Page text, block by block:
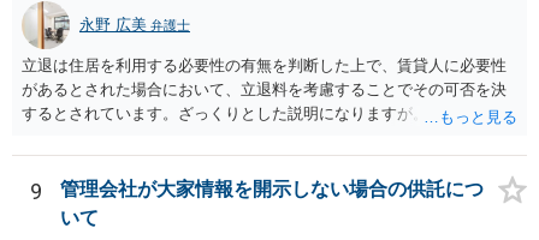
が相当か）が重要ですので、劣化状態を確認していないことをもっ
て、直ちに有利な事情にはならないと思われます。 3. 売主または仲介
業者から、給湯管や水回りに関して劣化・交換歴などの説明は一切あ
りませんでした。この点は「説明義務違反」としての損害賠償請求に
使える可能性はありますか？ 売主または仲介業者が給湯管の劣化等を
認識していたにもかかわらず、説明を一切しなかった場合、説明義務
違反として損害賠償請求が認められる可能性があります。 4. 本件の給
湯管は壁体内に埋設されており、購入時の目視確認が困難でした。こ
のような隠れた部分の損傷は、契約不適合責任の対象となり得るでし
ょうか？ なりえます。 壁体内に埋設されているなど、購入時の通常の
永野 広美 弁護士
立退は住居を利用する必要性の有無を判断した上で、賃貸人に必要性
があるとされた場合において、立退料を考慮することでその可否を決
するとされています。ざっくりとした説明になりますが。具体的な事
聞かせください。
9
管理会社が大家情報を開示しない場合の供託につ
いて